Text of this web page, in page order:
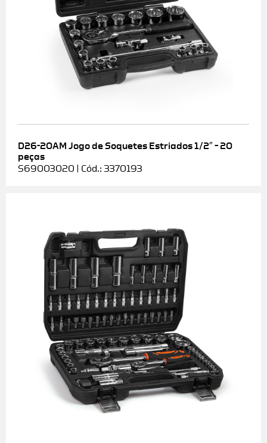
D26-20AM Jogo de Soquetes Estriados 1/2″ – 20
peças
S69003020 | Cód.: 3370193